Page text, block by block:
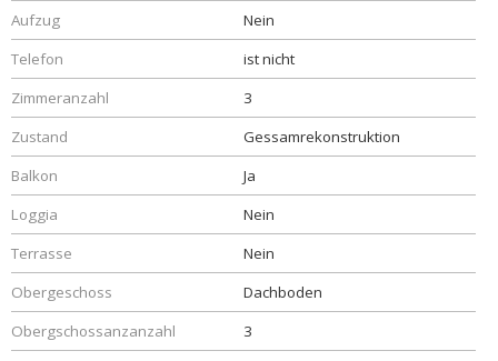
Aufzug
Nein
Telefon
ist nicht
Zimmeranzahl
3
Zustand
Gessamrekonstruktion
Balkon
Ja
Loggia
Nein
Terrasse
Nein
Obergeschoss
Dachboden
Obergschossanzanzahl
3